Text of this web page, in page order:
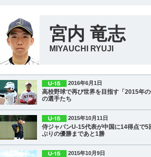
宮内 竜志
MIYAUCHI RYUJI
2016年6月1日
高校野球で再び世界を目指す「2015年
の選手たち
2015年10月11日
侍ジャパンU-15代表が中国に14得点で5
ぶりの優勝まであと1勝
2015年10月9日